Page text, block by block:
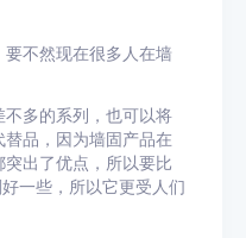
不然现在很多人在墙
多的系列，也可以将
品，因为墙固产品在
出了优点，所以要比
一些，所以它更受人们